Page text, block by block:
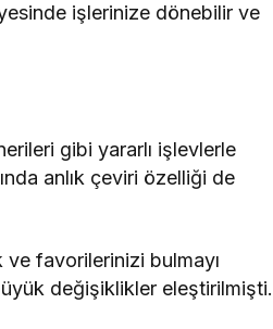
işlerinize dönebilir ve
gibi yararlı işlevlerle
anlık çeviri özelliği de
ve favorilerinizi bulmayı
değişiklikler eleştirilmişti.